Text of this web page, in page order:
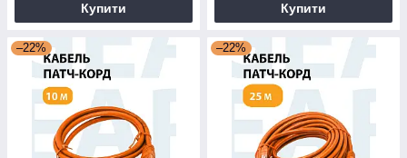
Купити Купити
–22% –22%